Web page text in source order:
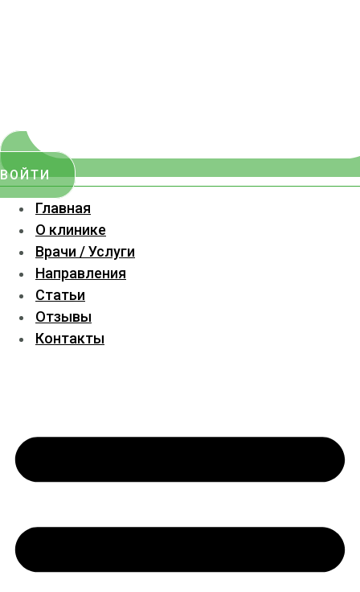
ВОЙТИ
Главная
О клинике
Врачи / Услуги
Направления
Статьи
Отзывы
Контакты